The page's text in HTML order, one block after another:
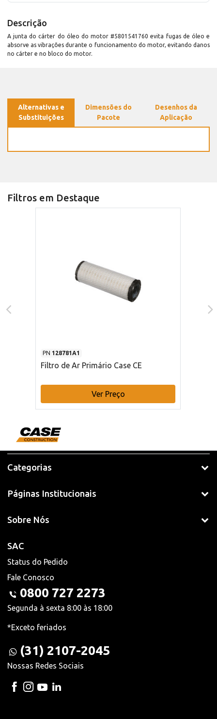
Descrição
A junta do cárter do óleo do motor #5801541760 evita fugas de óleo e
absorve as vibrações durante o funcionamento do motor, evitando danos
no cárter e no bloco do motor.
Alternativas e
Substituições
Dimensões do
Pacote
Desenhos da
Aplicação
Filtros em Destaque
PN 128781A1
Filtro de Ar Primário Case CE
Ver Preço
Categorias
Páginas Institucionais
Sobre Nós
SAC
Status do Pedido
Fale Conosco
0800 727 2273
Segunda à sexta 8:00 às 18:00
*Exceto feriados
(31) 2107-2045
Nossas Redes Sociais